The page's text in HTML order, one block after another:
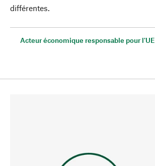
différentes.
Acteur économique responsable pour l'UE